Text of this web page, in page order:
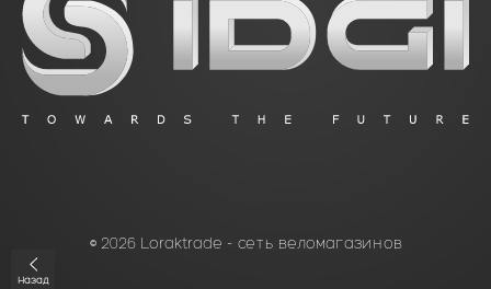
Назад
© 2026 Loraktrade - сеть веломагазинов